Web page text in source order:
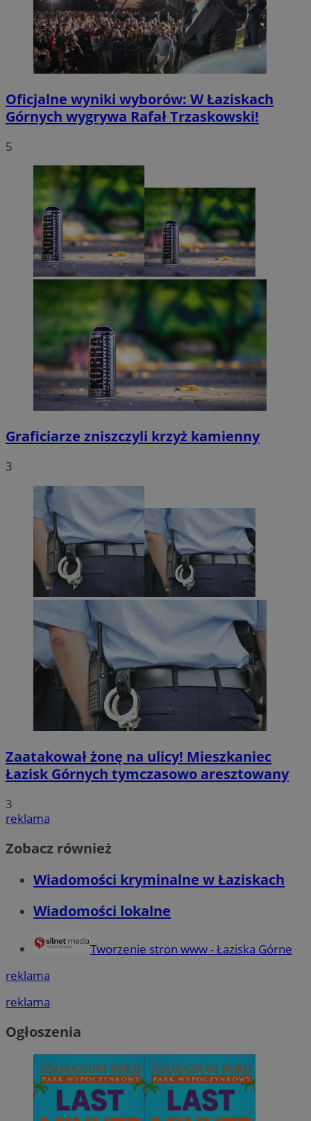
Oficjalne wyniki wyborów: W Łaziskach
Górnych wygrywa Rafał Trzaskowski!
5
Graficiarze zniszczyli krzyż kamienny
3
Zaatakował żonę na ulicy! Mieszkaniec
Łazisk Górnych tymczasowo aresztowany
3
reklama
Zobacz również
Wiadomości kryminalne w Łaziskach
Wiadomości lokalne
Tworzenie stron www - Łaziska Górne
reklama
reklama
Ogłoszenia